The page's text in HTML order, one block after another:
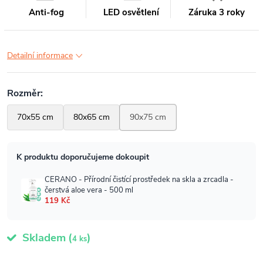
Anti-fog LED osvětlení Záruka 3 roky
Detailní informace
Skladem (4 ks)